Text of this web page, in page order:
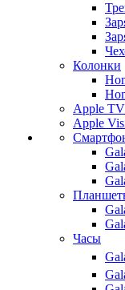
Колонки
Apple TV
Apple
Часы